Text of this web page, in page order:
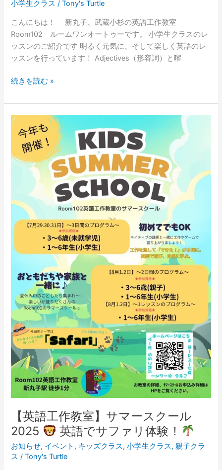
小学生クラス /Tony's Turtle
こんにちは！ 新丸子、武蔵小杉の英語工作教室
Room102 ルームワンオートゥーです。 小学生クラスのレ
ッスンのご紹介です 明るく元気に、そして楽しく英語のレ
ッスンを行っています！ Adjectives（形容詞）と曜
続きを読む »
【英語工作教室】サマースクール
2025
英語でサファリ体験！
お知らせ, イベント , キッズクラス,小学生クラス,親子クラ
ス /Tony's Turtle
【英
語
作
マ
ス
ー
2025
英
語
で
サ
フ
ァ
リ
体